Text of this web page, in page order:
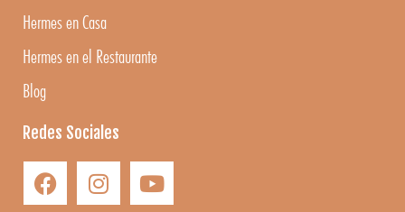
Hermes en Casa
Hermes en el Restaurante
Blog
Redes Sociales